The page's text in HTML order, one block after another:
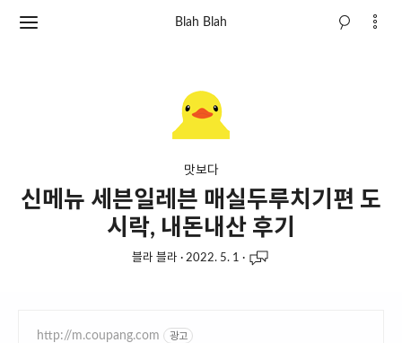
Blah Blah
맛보다
신메뉴 세븐일레븐 매실두루치기편 도
시락, 내돈내산 후기
블라 블라 · 2022. 5. 1 ·
http://m.coupang.com 광고